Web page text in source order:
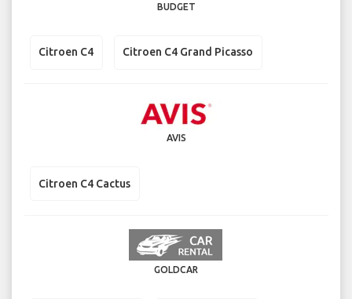
BUDGET
Citroen C4 Citroen C4 Grand Picasso
AVIS
Citroen C4 Cactus
GOLDCAR